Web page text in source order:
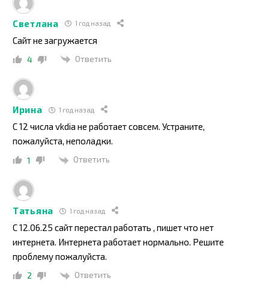
Светлана 1 год назад
Сайт не загружается
4 Ответить
Ирина 1 год назад
С 12 числа vkdia не работает совсем. Устраните,
пожалуйста, неполадки.
1 Ответить
Татьяна 1 год назад
С 12.06.25 сайт перестал работать , пишет что нет
интернета. Интернета работает нормально. Решите
проблему пожалуйста.
2 Ответить